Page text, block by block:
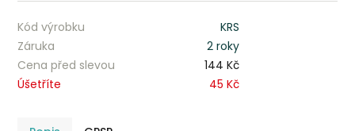
Kód výrobku
KRS
Záruka
2 roky
Cena před slevou
144 Kč
Úšetříte
45 Kč